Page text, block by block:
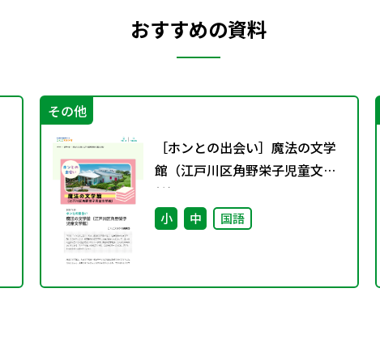
おすすめの資料
その他
［ホンとの出会い］魔法の文学
館（江戸川区角野栄子児童文学
館）
小 中 国語